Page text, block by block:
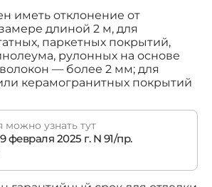
иметь отклонение от
длиной 2 м, для
паркетных покрытий,
рулонных на основе
— более 2 мм; для
керамогранитных покрытий
можно узнать тут
февраля 2025 г. N 91/пр.